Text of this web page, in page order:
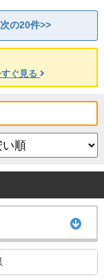
次の20件>>
すぐ見る